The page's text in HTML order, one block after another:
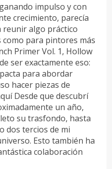
impulso y con
crecimiento, parecía
algo práctico
para pintores más
Primer Vol. 1, Hollow
ser exactamente eso:
para abordar
hacer piezas de
Desde que descubrí
un año,
su trasfondo, hasta
dos tercios de mi
Esto también ha
colaboración